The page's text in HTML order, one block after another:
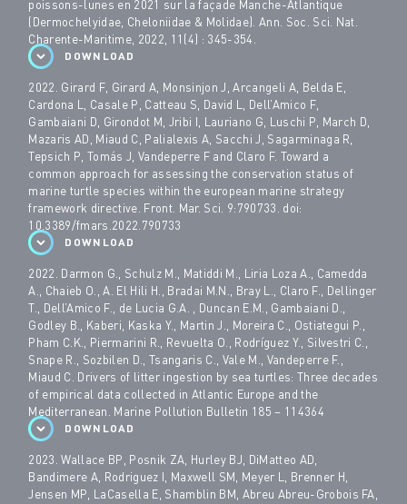
poissons-lunes en 2021 sur la façade Manche-Atlantique
(Dermochelyidae, Cheloniidae & Molidae). Ann. Soc. Sci. Nat.
Charente-Maritime, 2022, 11(4) : 345-354.
DOWNLOAD
2022. Girard F, Girard A, Monsinjon J, Arcangeli A, Belda E,
Cardona L, Casale P, Catteau S, David L, Dell’Amico F,
Gambaiani D, Girondot M, Jribi I, Lauriano G, Luschi P, March D,
Mazaris AD, Miaud C, Palialexis A, Sacchi J, Sagarminaga R,
Tepsich P, Tomás J, Vandeperre F and Claro F. Toward a
common approach for assessing the conservation status of
marine turtle species within the european marine strategy
framework directive. Front. Mar. Sci. 9:790733. doi:
10.3389/fmars.2022.790733
DOWNLOAD
2022. Darmon G., Schulz M., Matiddi M., Liria Loza A., Camedda
A., Chaieb O., A. El Hili H., Bradai M.N., Bray L., Claro F., Dellinger
T., Dell’Amico F., de Lucia G.A. , Duncan E.M., Gambaiani D.,
Godley B., Kaberi, Kaska Y., Martin J., Moreira C., Ostiategui P.,
Pham C.K., Piermarini R., Revuelta O., Rodríguez Y., Silvestri C.,
Snape R., Sozbilen D., Tsangaris C., Vale M., Vandeperre F.,
Miaud C. Drivers of litter ingestion by sea turtles: Three decades
of empirical data collected in Atlantic Europe and the
Mediterranean. Marine Pollution Bulletin 185 – 114364
DOWNLOAD
2023. Wallace BP, Posnik ZA, Hurley BJ, DiMatteo AD,
Bandimere A, Rodriguez I, Maxwell SM, Meyer L, Brenner H,
Jensen MP, LaCasella E, Shamblin BM, Abreu Abreu-Grobois FA,